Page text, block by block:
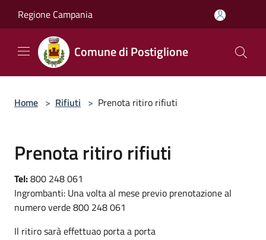
Regione Campania
Comune di Postiglione
Home > Rifiuti > Prenota ritiro rifiuti
Prenota ritiro rifiuti
Tel:800 248 061
Ingrombanti: Una volta al mese previo prenotazione al
numero verde 800 248 061
Il ritiro sarà effettuao porta a porta